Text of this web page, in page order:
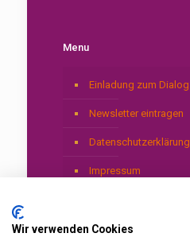
Menu
Einladung zum Dialog
Newsletter eintragen
Datenschutzerklärung
Impressum
Wir verwenden Cookies